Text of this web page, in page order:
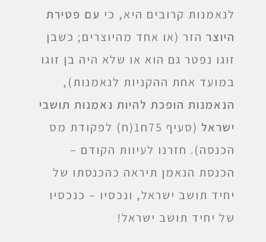
לנאמנות קרובים היא, כי עם פטירת
היוצרהזר (או אחד מהיוצרים; כשבן
זוגו נפטר גם הוא או שלא היה בן זוגו
במועד אחת ההקניות לנאמנות),
הנאמנות הופכת להיות נאמנות תושבי
ישראל
(סעיף 75ח1(ח) לפקודת מס
הכנסה). חזרנו לעיוות הקודם –
הכנסת הנאמן תיראה כהכנסתו של
יחיד תושב ישראל, ונכסיו – כנכסיו
של יחיד תושב ישראל!